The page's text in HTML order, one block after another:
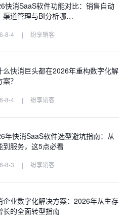
快消SaaS软件功能对比：销售自动
渠道管理与BI分析哪…
8-4 | 纷享销客
么快消巨头都在2026年重构数字化解
？
8-4 | 纷享销客
年快消SaaS软件选型避坑指南：从
到服务，这5点必看
8-3 | 纷享销客
企业数字化解决方案：2026年从生存
长的全面转型指南